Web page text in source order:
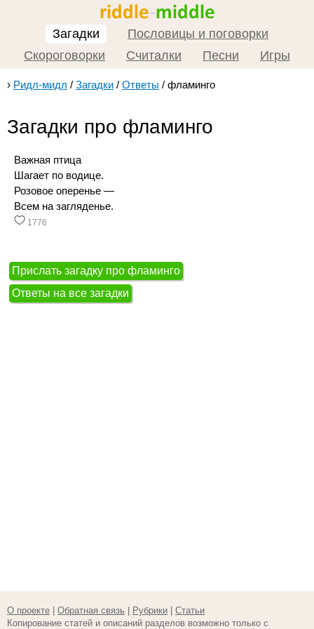
Загадки
Пословицы и поговорки
Скороговорки
Считалки Песни Игры
› Ридл-мидл / Загадки / Ответы / фламинго
Загадки про фламинго
Важная птица
Шагает по водице.
Розовое оперенье —
Всем на загляденье.
1776
Прислать загадку про фламинго
Ответы на все загадки
О проекте Обратная связь Рубрики
Статьи
Копирование статей и описаний разделов возможно только с